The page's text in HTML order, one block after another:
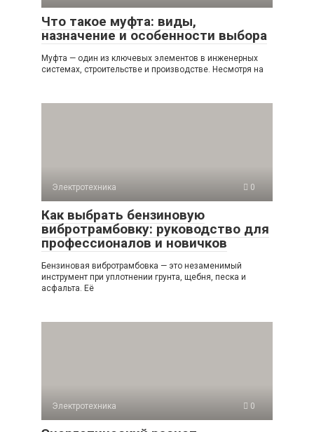
Что такое муфта: виды,
назначение и особенности выбора
Муфта — один из ключевых элементов в инженерных
системах, строительстве и производстве. Несмотря на
Электротехника 0
Как выбрать бензиновую
вибротрамбовку: руководство для
профессионалов и новичков
Бензиновая вибротрамбовка — это незаменимый
инструмент при уплотнении грунта, щебня, песка и
асфальта. Её
Электротехника 0